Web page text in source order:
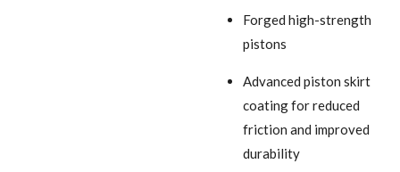
Forged high-strength
pistons
Advanced piston skirt
coating for reduced
friction and improved
durability